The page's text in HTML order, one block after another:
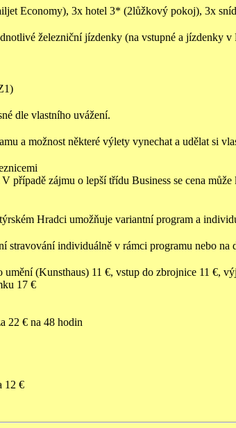
Economy), 3x hotel 3* (2lůžkový pokoj), 3x
železniční jízdenky (na vstupné a jízdenky
dle vlastního uvážení.
a možnost některé výlety vynechat a udělat si
případě zájmu o lepší třídu Business se cena
Hradci umožňuje variantní program a
stravování individuálně v rámci programu nebo na
(Kunsthaus) 11 €, vstup do zbrojnice 11 €,
17 €
22 € na 48 hodin
12 €